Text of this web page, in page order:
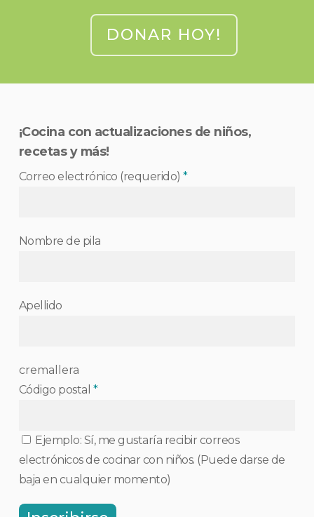
DONAR HOY!
¡Cocina con actualizaciones de niños,
recetas y más!
Correo electrónico (requerido)*
Nombre de pila
Apellido
cremallera
Código postal *
Ejemplo: Sí, me gustaría recibir correos
electrónicos de cocinar con niños. (Puede darse de
baja en cualquier momento)